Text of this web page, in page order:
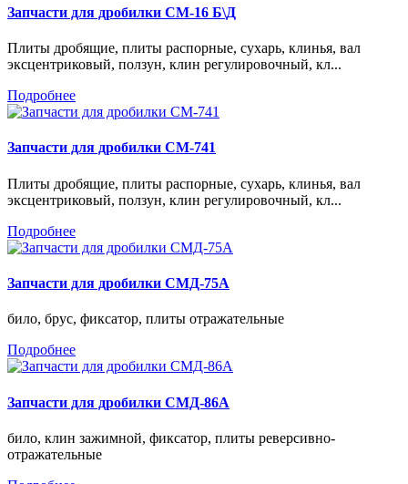
Запчасти для дробилки СМ-16 Б\Д
Плиты дробящие, плиты распорные, сухарь, клинья, вал
эксцентриковый, ползун, клин регулировочный, кл...
Подробнее
Запчасти для дробилки СМ-741
Плиты дробящие, плиты распорные, сухарь, клинья, вал
эксцентриковый, ползун, клин регулировочный, кл...
Подробнее
Запчасти для дробилки СМД-75А
било, брус, фиксатор, плиты отражательные
Подробнее
Запчасти для дробилки СМД-86А
било, клин зажимной, фиксатор, плиты реверсивно-
отражательные